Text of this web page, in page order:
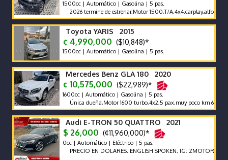
1500cc | Automático | Gasolina | 5 pas.
2026 termine de estrenar,Motor 1500,T/A,4x4,carplay,alfombras
Toyota YARIS 2015
¢ 4,990,000 ($10,848)*
1500cc | Automático | Gasolina | 5 pas.
Mercedes Benz GLA 180 2020
¢ 10,575,000 ($22,989)*
1600cc | Automático | Gasolina | 5 pas.
Única dueña,Motor 1600 turbo,4x2,5 pax,muy poco km 65000
Audi E-TRON 50 QUATTRO 2021
$ 26,000 (¢11,960,000)*
0cc | Automático | Eléctrico | 5 pas.
PRECIO EN DOLARES. ENGLISH SPOKEN, IG: ZMOTORSCR FB: